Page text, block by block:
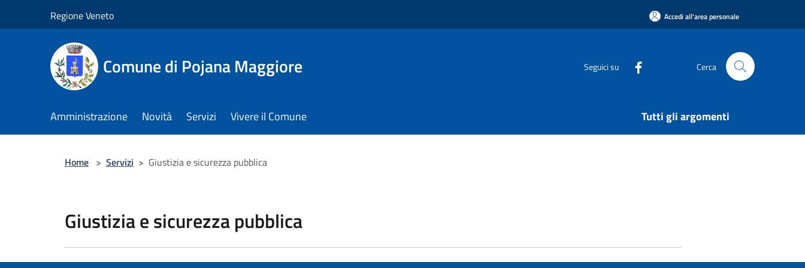
Regione Veneto Accedi all'area personale
Comune di Pojana Maggiore Seguici su Cerca
Amministrazione Novità Servizi Vivere il Comune Tutti gli argomenti
Home > Servizi > Giustizia e sicurezza pubblica
Giustizia e sicurezza pubblica